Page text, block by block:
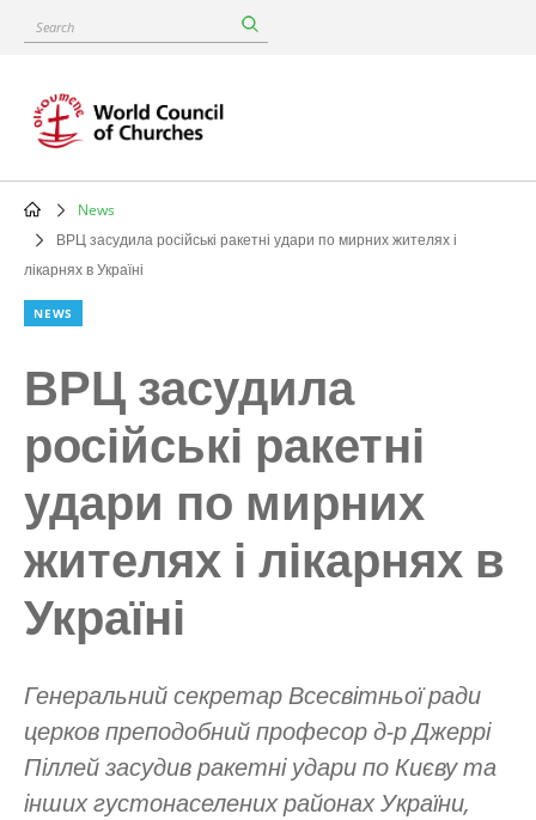
content
Search
Breadcrumb
News
ВРЦ засудила російські ракетні удари по мирних жителях і
лікарнях в Україні
NEWS
ВРЦ засудила
російські ракетні
удари по мирних
жителях і лікарнях в
Україні
Генеральний секретар Всесвітньої ради
церков преподобний професор д-р Джеррі
Піллей засудив ракетні удари по Києву та
інших густонаселених районах України,